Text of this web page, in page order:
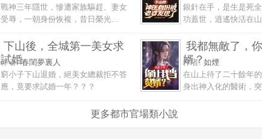
戰神三年隱世，慘遭家族驅趕、妻女
受辱，一朝身份恢複，昔日榮光...
銀針在手，是生是死
功蓋世，逍遙快活在
下山後，全城第一美女求
試婚
作者:春閨夢裏人
窮小子下山退婚，絕美女總裁拒不答
應，竟要求試婚一年？？？
我都無敵了，
婿？
作者: 如煙
在山上待了二十餘年
身出神入化的醫術，
更多都市官場類小說